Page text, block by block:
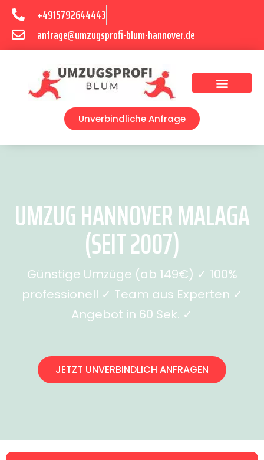
+4915792644443
anfrage@umzugsprofi-blum-hannover.de
Unverbindliche Anfrage
UMZUG HANNOVER MALAGA
(SEIT 2007)
Günstige Umzüge (ab 149€) ✓ 100%
professionell ✓ Team aus Experten ✓
Angebot in 60 Sek. ✓
JETZT UNVERBINDLICH ANFRAGEN